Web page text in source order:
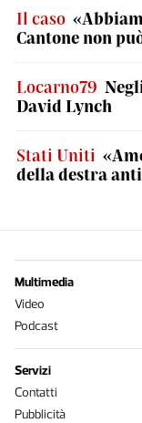
Il caso
Cantone non
Locarno79
David Lynch
Stati Uniti
della destra
Multimedia
Video
Podcast
Servizi
Contatti
Pubblicità